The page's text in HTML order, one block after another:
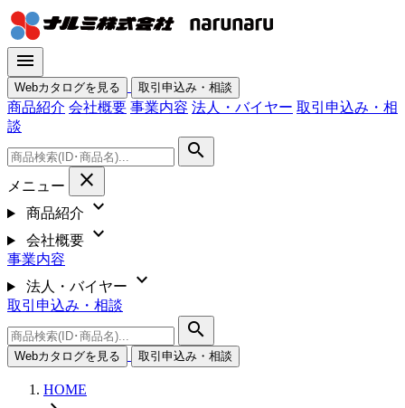
menu
Webカタログを見る 取引申込み・相談
商品紹介 会社概要 事業内容 法人・バイヤー 取引申込み・相
談
search
メニュー close
商品紹介 expand_more
会社概要 expand_more
事業内容
法人・バイヤー
expand_more
取引申込み・相談
search
Webカタログを見る 取引申込み・相談
HOME